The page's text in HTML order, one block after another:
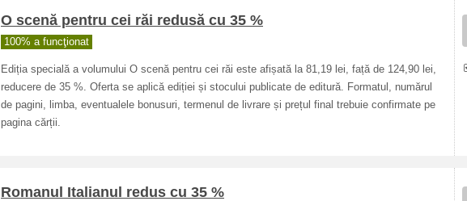
O scenă pentru cei răi redusă cu 35 %
100% a funcţionat
Ediția specială a volumului O scenă pentru cei răi este afișată la 81,19 lei, față de 124,90 lei,
reducere de 35 %. Oferta se aplică ediției și stocului publicate de editură. Formatul, numărul
de pagini, limba, eventualele bonusuri, termenul de livrare și prețul final trebuie confirmate pe
pagina cărții.
Romanul Italianul redus cu 35 %